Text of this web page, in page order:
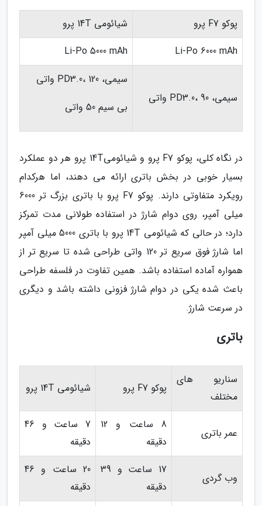
پوکو F7 پرو
شیائومی 14T پرو
Li-Po 6000 mAh
Li-Po 5000 mAh
سیمی، PD3.0، 90 واتی
سیمی، PD3.0، 120 واتی
بی سیم 50 واتی
در نگاه کلی، پوکو F7 پرو و شیائومی14T پرو هر دو عملکرد
بسیار خوبی در بخش باتری ارائه می دهند، اما هرکدام
رویکرد متفاوتی دارند. پوکو F7 پرو با باتری بزرگ تر 6000
میلی آمپر، روی دوام شارژ در استفاده طولانی مدت تمرکز
دارد؛ در حالی که شیائومی 14T پرو با باتری 5000 میلی آمپر
اما شارژ فوق سریع تر 120 واتی طراحی شده تا سریع تر از
همواره آماده استفاده باشد. همین تفاوت در فلسفه طراحی
باعث شده یکی در دوام شارژ فزونی داشته باشد و دیگری
در سرعت شارژ.
باتری
سناریو های
مختلف
پوکو F7 پرو شیائومی 14T پرو
عمر باتری
8 ساعت و 12
دقیقه
7 ساعت و 46
دقیقه
وب گردی
17 ساعت و 39
دقیقه
20 ساعت و 46
دقیقه